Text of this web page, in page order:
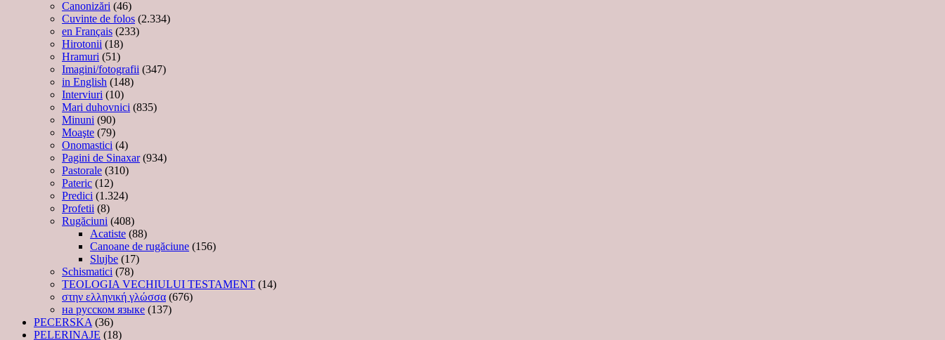
Canonizări (46)
Cuvinte de folos (2.334)
en Français (233)
Hirotonii (18)
Hramuri (51)
Imagini/fotografii (347)
in English (148)
Interviuri (10)
Mari duhovnici (835)
Minuni (90)
Moaşte (79)
Onomastici (4)
Pagini de Sinaxar(934)
Pastorale (310)
Pateric (12)
Predici (1.324)
Profetii (8)
Rugăciuni (408)
Acatiste (88)
Canoane de rugăciune (156)
Slujbe (17)
Schismatici (78)
TEOLOGIA VECHIULUI TESTAMENT (14)
στην ελληνική γλώσσα (676)
на русском языке (137)
PECERSKA (36)
PELERINAJE (18)